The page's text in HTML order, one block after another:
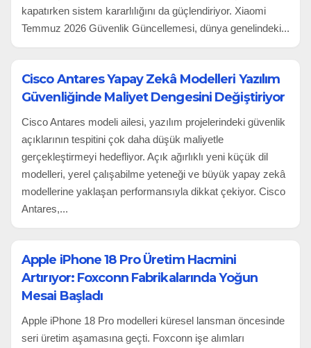
kapatırken sistem kararlılığını da güçlendiriyor. Xiaomi
Temmuz 2026 Güvenlik Güncellemesi, dünya genelindeki...
Cisco Antares Yapay Zekâ Modelleri Yazılım
Güvenliğinde Maliyet Dengesini Değiştiriyor
Cisco Antares modeli ailesi, yazılım projelerindeki güvenlik
açıklarının tespitini çok daha düşük maliyetle
gerçekleştirmeyi hedefliyor. Açık ağırlıklı yeni küçük dil
modelleri, yerel çalışabilme yeteneği ve büyük yapay zekâ
modellerine yaklaşan performansıyla dikkat çekiyor. Cisco
Antares,...
Apple iPhone 18 Pro Üretim Hacmini
Artırıyor: Foxconn Fabrikalarında Yoğun
Mesai Başladı
Apple iPhone 18 Pro modelleri küresel lansman öncesinde
seri üretim aşamasına geçti. Foxconn işe alımları